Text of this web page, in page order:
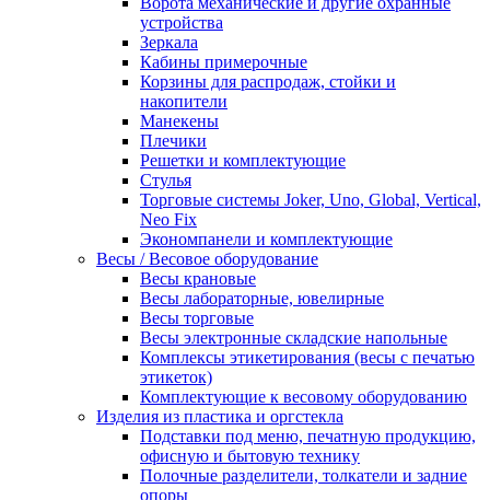
устройства
Зеркала
Кабины примерочные
Корзины для распродаж, стойки и
накопители
Манекены
Плечики
Решетки и комплектующие
Стулья
Торговые системы Joker, Uno, Global, Vertical,
Neo Fix
Экономпанели и комплектующие
Весы / Весовое оборудование
Весы крановые
Весы лабораторные, ювелирные
Весы торговые
Весы электронные складские напольные
Комплексы этикетирования (весы с печатью
этикеток)
Комплектующие к весовому оборудованию
Изделия из пластика и оргстекла
Подставки под меню, печатную продукцию,
офисную и бытовую технику
Полочные разделители, толкатели и задние
опоры